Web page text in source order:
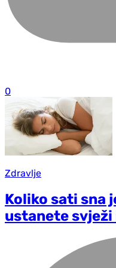
0
Zdravlje
Koliko sati sna
ustanete